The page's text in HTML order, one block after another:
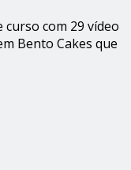
curso com 29 vídeo
Bento Cakes que